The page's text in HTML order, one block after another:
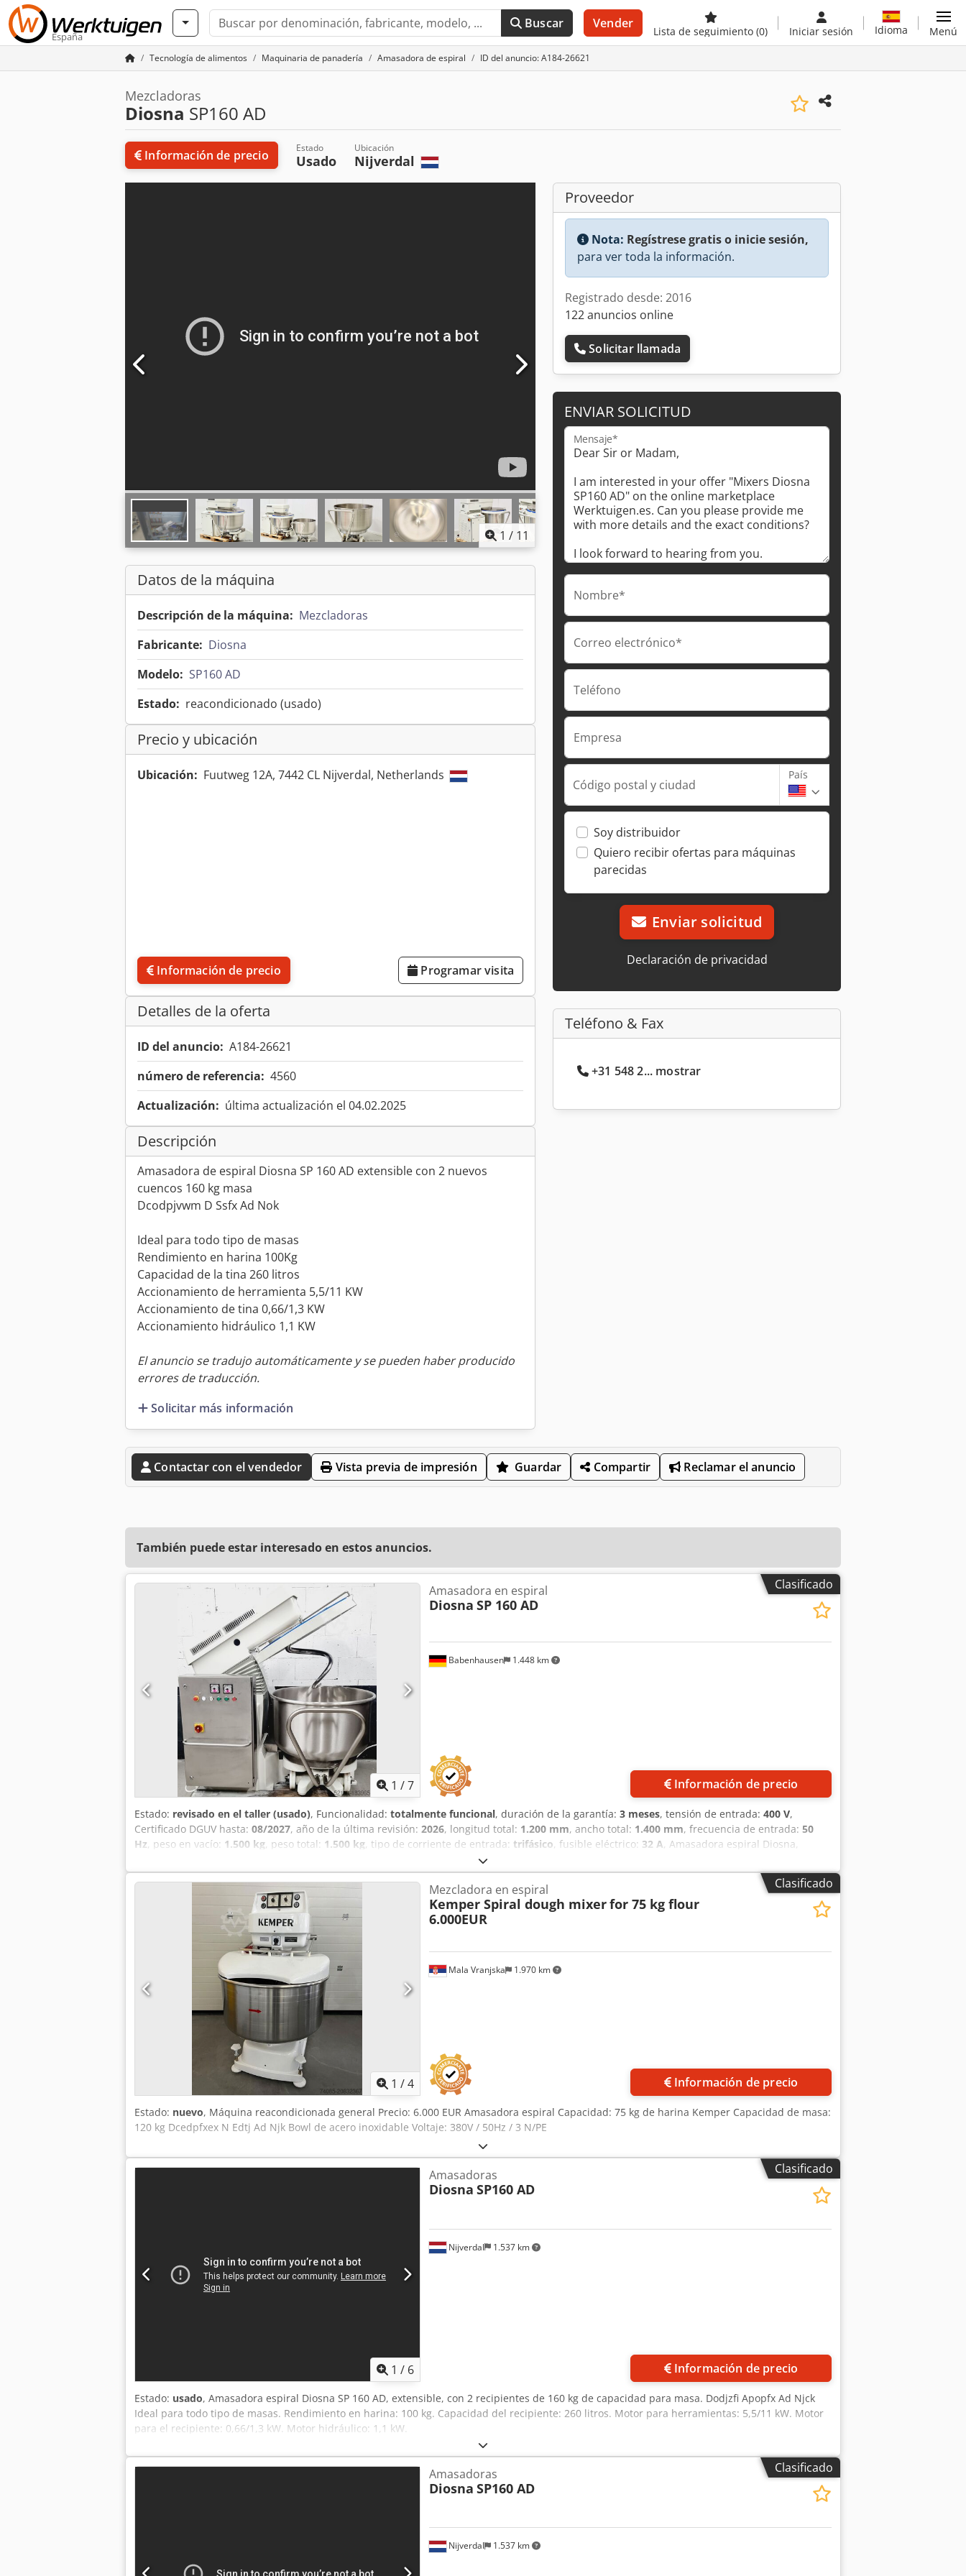
España
Buscar Vender
Lista de seguimiento (0) Iniciar sesión Idioma Menú
Tecnología de alimentos Maquinaria de panadería Amasadora de espiral ID del anuncio: A184-26621
Mezcladoras
Diosna SP160 AD
Información de precio Estado
Usado
Ubicación
Nijverdal
1 / 11
Datos de la máquina
Descripción de la máquina: Mezcladoras
Fabricante: Diosna
Modelo: SP160 AD
Estado: reacondicionado (usado)
Precio y ubicación
Ubicación: Fuutweg 12A, 7442 CL Nijverdal, Netherlands
Información de precio Programar visita
Detalles de la oferta
ID del anuncio: A184-26621
número de referencia: 4560
Actualización: última actualización el 04.02.2025
Descripción
Amasadora de espiral Diosna SP 160 AD extensible con 2 nuevos
cuencos 160 kg masa
Dcodpjvwm D Ssfx Ad Nok
Ideal para todo tipo de masas
Rendimiento en harina 100Kg
Capacidad de la tina 260 litros
Accionamiento de herramienta 5,5/11 KW
Accionamiento de tina 0,66/1,3 KW
Accionamiento hidráulico 1,1 KW
El anuncio se tradujo automáticamente y se pueden haber producido
errores de traducción.
Solicitar más información
Proveedor
Nota: Regístrese gratis o inicie sesión,
para ver toda la información.
Registrado desde: 2016
122 anuncios online
Solicitar llamada
ENVIAR SOLICITUD
Mensaje*
Nombre*
Correo electrónico*
Teléfono
Empresa
Código postal y ciudad
País
Soy distribuidor
Quiero recibir ofertas para máquinas
parecidas
Enviar solicitud
Declaración de privacidad
Teléfono & Fax
+31 548 2... mostrar
Contactar con el vendedor Vista previa de impresión Guardar Compartir Reclamar el anuncio
También puede estar interesado en estos anuncios.
Clasificado
1 /7
Babenhausen 1.448 km
Amasadora en espiral
Diosna SP 160 AD
Información de precio
Estado: revisado en el taller (usado), Funcionalidad: totalmente funcional, duración de la garantía: 3 meses, tensión de entrada: 400 V,
Certificado DGUV hasta: 08/2027, año de la última revisión: 2026, longitud total: 1.200 mm, ancho total: 1.400 mm, frecuencia de entrada: 50
Hz, peso en vacío: 1.500 kg, peso total: 1.500 kg, tipo de corriente de entrada: trifásico, fusible eléctrico: 32 A, Amasadora espiral Diosna,
modelo TOP: SP 160 AD con 2 depósitos extraíbles Amasadora para un máximo de 160 kg de masa con 2 temporizadores y 2 velocidades
tecnología robusta conexión de 400 V, enchufe CEE de 32 A Amasadora usada, reacondicionada con garantía y servicio Opcional: contrato de
mantenimiento Dcsdpfjvvqqmjx Ad Nek paquete de servicio entrega e instalación formación e puesta en marcha servicio de alquiler de
máquinas ¡Ofrecemos una amplia selección de amasadoras espirales!
Clasificado
1 /4
Mala Vranjska 1.970 km
Mezcladora en espiral
Kemper Spiral dough mixerfor 75 kg flour
6.000EUR
Información de precio
Estado: nuevo, Máquina reacondicionada general Precio: 6.000 EUR Amasadora espiral Capacidad: 75 kg de harina Kemper Capacidad de masa:
120 kg Dcedpfxex N Edtj Ad Njk Bowl de acero inoxidable Voltaje: 380V / 50Hz / 3 N/PE
Clasificado
1 / 6
Nijverdal 1.537 km
Amasadoras
Diosna SP160 AD
Información de precio
Estado: usado, Amasadora espiral Diosna SP 160 AD, extensible, con 2 recipientes de 160 kg de capacidad para masa. Dodjzfi Apopfx Ad Njck
Ideal para todo tipo de masas. Rendimiento en harina: 100 kg. Capacidad del recipiente: 260 litros. Motor para herramientas: 5,5/11 kW. Motor
para el recipiente: 0,66/1,3 kW. Motor hidráulico: 1,1 kW.
Clasificado
Nijverdal 1.537 km
Amasadoras
Diosna SP160 AD